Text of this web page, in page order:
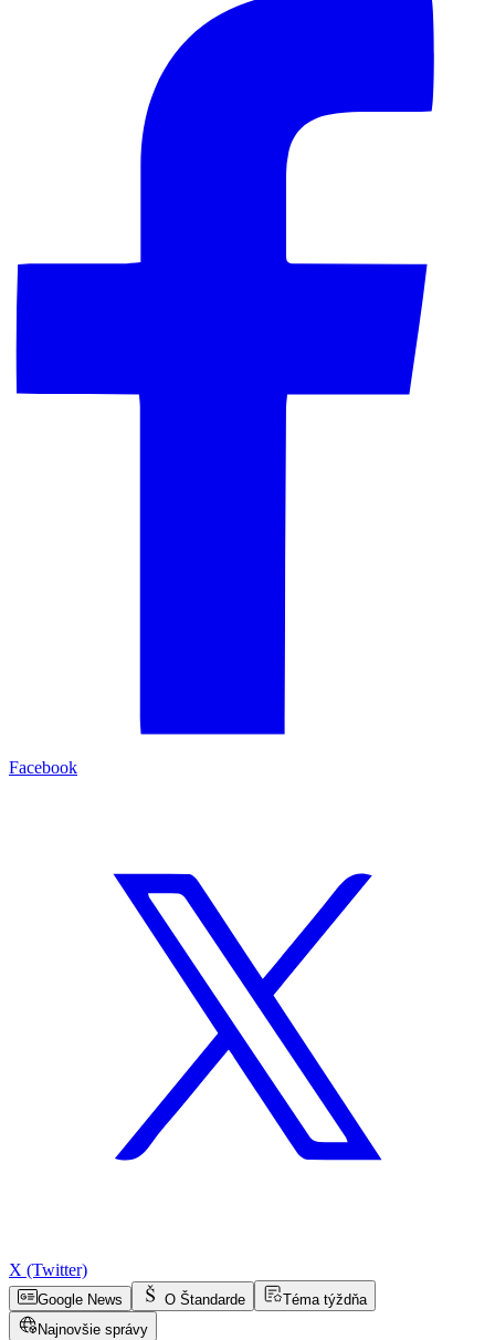
Facebook
X (Twitter)
Google News O Štandarde
Téma týždňa
Najnovšie správy